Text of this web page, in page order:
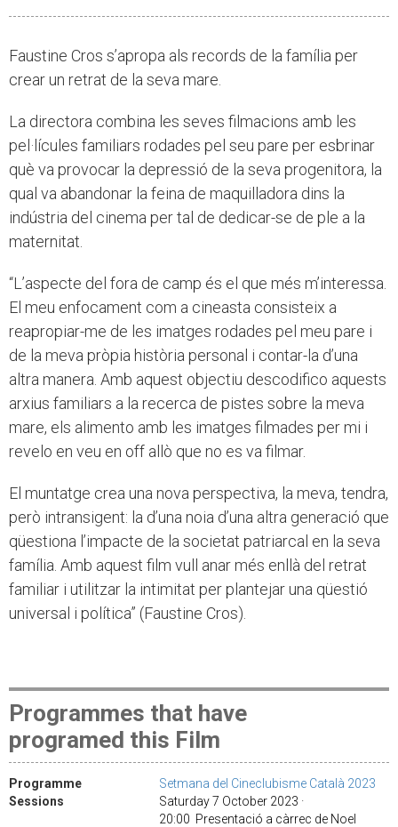
Faustine Cros s’apropa als records de la família per
crear un retrat de la seva mare.
La directora combina les seves filmacions amb les
pel·lícules familiars rodades pel seu pare per esbrinar
què va provocar la depressió de la seva progenitora, la
qual va abandonar la feina de maquilladora dins la
indústria del cinema per tal de dedicar-se de ple a la
maternitat.
“L’aspecte del fora de camp és el que més m’interessa.
El meu enfocament com a cineasta consisteix a
reapropiar-me de les imatges rodades pel meu pare i
de la meva pròpia història personal i contar-la d’una
altra manera. Amb aquest objectiu descodifico aquests
arxius familiars a la recerca de pistes sobre la meva
mare, els alimento amb les imatges filmades per mi i
revelo en veu en off allò que no es va filmar.
El muntatge crea una nova perspectiva, la meva, tendra,
però intransigent: la d’una noia d’una altra generació que
qüestiona l’impacte de la societat patriarcal en la seva
família. Amb aquest film vull anar més enllà del retrat
familiar i utilitzar la intimitat per plantejar una qüestió
universal i política” (Faustine Cros).
Programmes that have
programed this Film
Programme
Setmana del Cineclubisme Català 2023
Sessions
Saturday 7 October 2023 ·
20:00 Presentació a càrrec de Noel